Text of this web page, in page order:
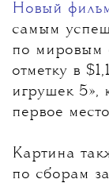
Новый
самым
по мировым
отметку в
игрушек 5»,
первое
Картина
по сборам